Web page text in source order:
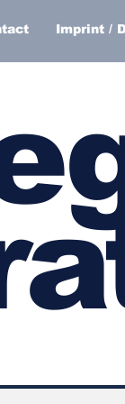
Imprint /